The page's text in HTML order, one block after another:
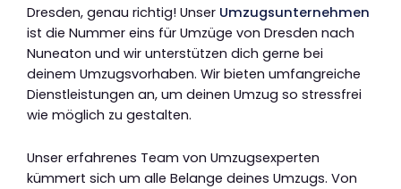
Dresden, genau richtig! Unser Umzugsunternehmen
ist die Nummer eins für Umzüge von Dresden nach
Nuneaton und wir unterstützen dich gerne bei
deinem Umzugsvorhaben. Wir bieten umfangreiche
Dienstleistungen an, um deinen Umzug so stressfrei
wie möglich zu gestalten.
Unser erfahrenes Team von Umzugsexperten
kümmert sich um alle Belange deines Umzugs. Von